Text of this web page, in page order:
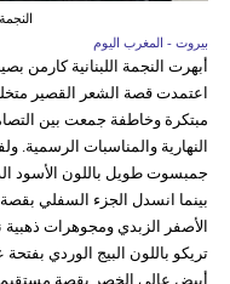
بيروت - المغرب اليوم
أبهرت النجمة اللبنانية كارمن
اعتمدت قصة الشعر القصير
مبتكرة وخاطفة جمعت بين
النهارية والمناسبات الرسمية.
جمبسوت طويل باللون الأسود
بينما انسدل الجزء السفلي
الأصفر الزبدي ومجوهرات
تريكو باللون البيج الوردي
أبيض عالي الخصر بقصة